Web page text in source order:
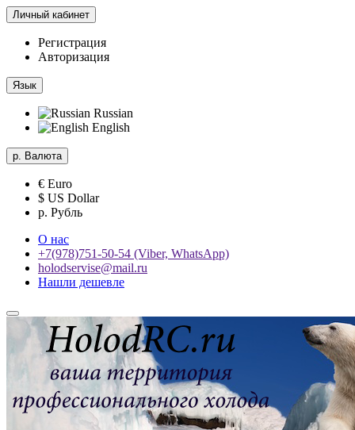
Личный кабинет
Регистрация
Авторизация
Язык
Russian
English
р. Валюта
€ Euro
$ US Dollar
р. Рубль
О нас
+7(978)751-50-54 (Viber, WhatsApp)
holodservise@mail.ru
Нашли дешевле